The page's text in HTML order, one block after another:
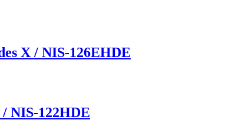
X / NIS-126EHDE
NIS-122HDE